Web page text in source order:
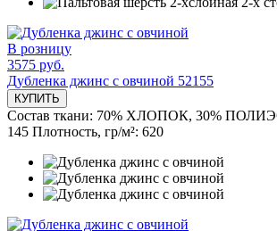
В розницу
3575 руб.
Дубленка джинс с овчиной 52155
КУПИТЬ
Состав ткани: 70% ХЛОПОК, 30%
145 Плотность, гр/м²: 620